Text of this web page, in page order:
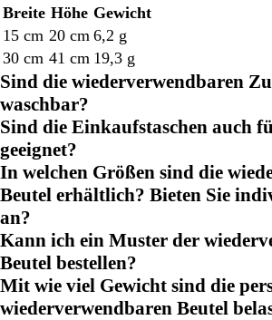
Breite Höhe Gewicht
15 cm 20 cm 6,2 g
30 cm 41 cm 19,3 g
Sind die wiederverwendbaren
waschbar?
Sind die Einkaufstaschen auch
geeignet?
In welchen Größen sind die
Beutel erhältlich? Bieten Sie
an?
Kann ich ein Muster der
Beutel bestellen?
Mit wie viel Gewicht sind die
wiederverwendbaren Beutel